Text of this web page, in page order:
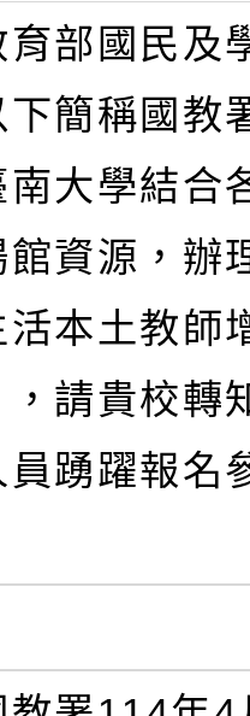
育部國民及
下簡稱國教
南大學結合
館資源，辦
活本土教師
，請貴校轉
員踴躍報名